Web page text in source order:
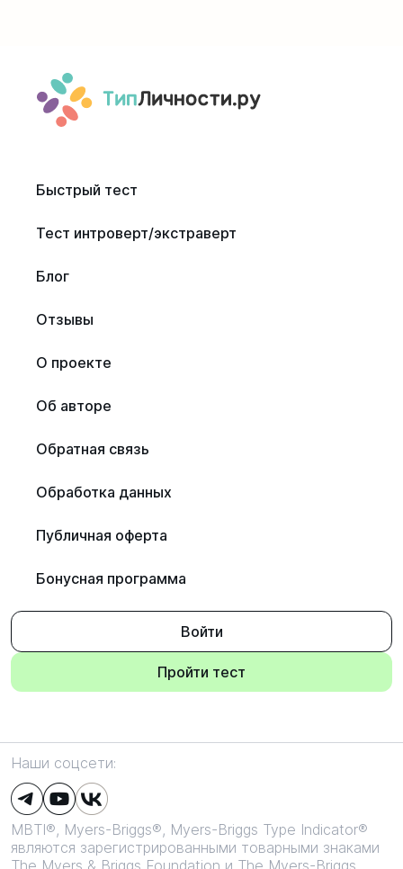
Быстрый тест
Тест интроверт/экстраверт
Блог
Отзывы
О проекте
Об авторе
Обратная связь
Обработка данных
Публичная оферта
Бонусная программа
Войти
Пройти тест
Наши соцсети:
MBTI®, Myers-Briggs®, Myers-Briggs Type Indicator®
являются зарегистрированными товарными знаками
The Myers & Briggs Foundation и The Myers-Briggs